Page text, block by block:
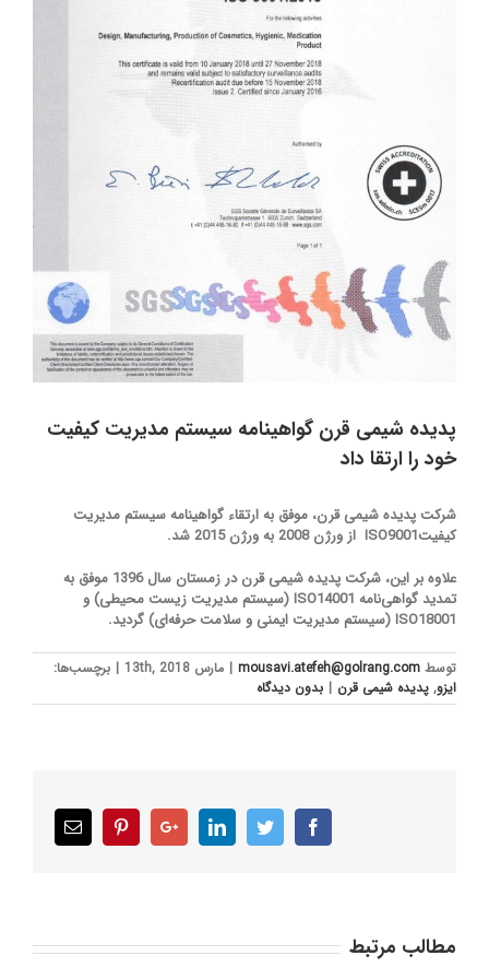
پدیده شیمی قرن گواهینامه سیستم مدیریت كیفیت
خود را ارتقا داد
شركت پدیده شیمی قرن، موفق به ارتقاء گواهینامه سیستم مدیریت
كیفیتISO9001 از ورژن 2008 به ورژن 2015 شد.
علاوه بر این، شرکت پدیده شیمی قرن در زمستان سال 1396 موفق به
تمدید گواهی‌نامه ISO14001(سیستم مدیریت زیست محیطی) و
ISO18001(سیستم مدیریت ایمنی و سلامت حرفه‌ای) گردید.
توسط mousavi.atefeh@golrang.com
| مارس 13th, 2018 | برچسب‌ها:
ایزو, پدیده شیمی قرن | بدون ديدگاه
Facebook
Twitter
LinkedIn
Google+
Pinterest
Email
مطالب مرتبط